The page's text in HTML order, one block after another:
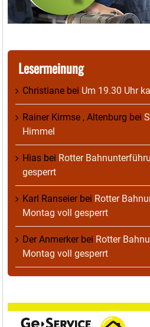
Lesermeinung
Christiane bei Um 19.30 Uhr
Rainer Kirmse , Altenburg bei
Himmel
Hias bei Rotter
gesperrt
Karl Ranseierbei Rotter
Montag voll gesperrt
Der Anmerkerbei Rotter
Montag voll gesperrt